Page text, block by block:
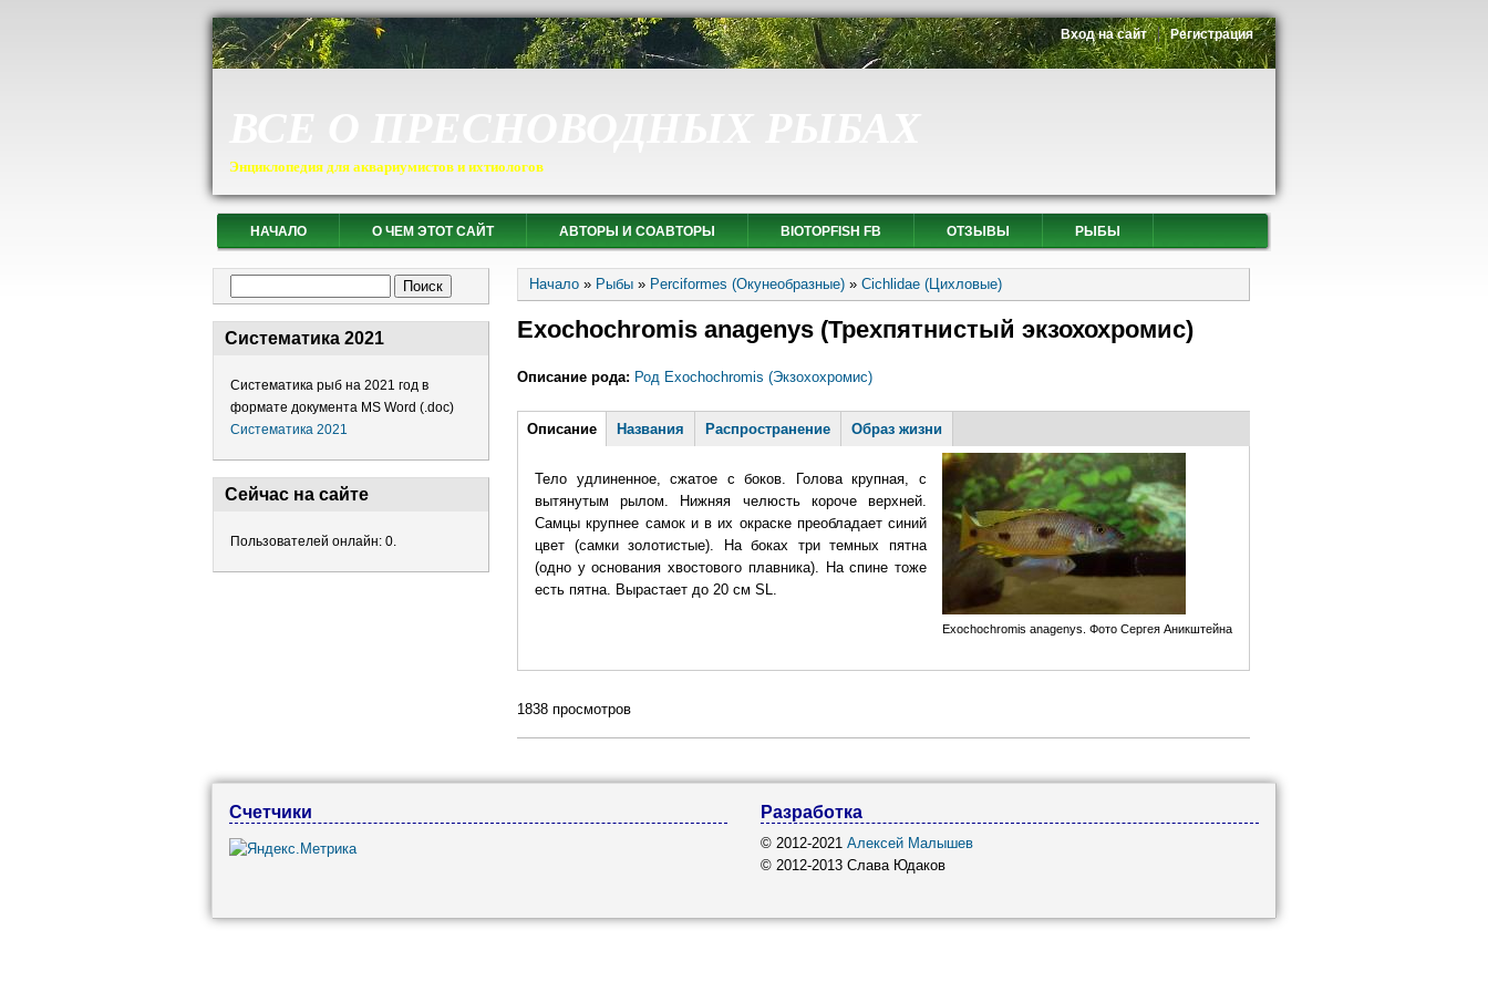
Энциклопедия для аквариумистов и ихтиологов
Вход на сайт Регистрация
НАЧАЛО О ЧЕМ ЭТОТ САЙТ АВТОРЫ И СОАВТОРЫ BIOTOPFISH FB ОТЗЫВЫ РЫБЫ
Систематика 2021
Систематика рыб на 2021 год в
формате документа MS Word (.doc)
Систематика 2021
Сейчас на сайте
Пользователей онлайн: 0.
Вы здесь
Начало » Рыбы » Perciformes (Окунеобразные) » Cichlidae (Цихловые)
Exochochromis anagenys (Трехпятнистый экзохохромис)
Описание рода: Род Exochochromis (Экзохохромис)
Горизонтальные вкладки
Описание(активная
вкладка)
Названия Распространение Образ жизни
Exochochromis anagenys. Фото Сергея Аникштейна
Тело удлиненное, сжатое с боков. Голова крупная, с
вытянутым рылом. Нижняя челюсть короче верхней.
Самцы крупнее самок и в их окраске преобладает синий
цвет (самки золотистые). На боках три темных пятна
(одно у основания хвостового плавника). На спине тоже
есть пятна. Вырастает до 20 см SL.
1838 просмотров
Счетчики Разработка
© 2012-2021 Алексей Малышев
© 2012-2013 Слава Юдаков